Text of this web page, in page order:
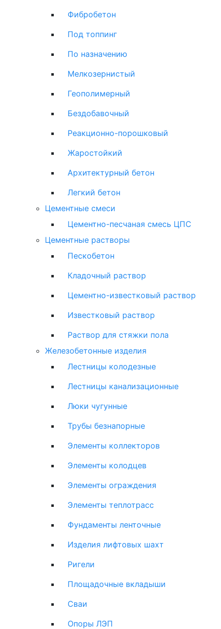
Фибробетон
Под топпинг
По назначению
Мелкозернистый
Геополимерный
Бездобавочный
Реакционно-порошковый
Жаростойкий
Архитектурный бетон
Легкий бетон
Цементные смеси
Цементно-песчаная смесь ЦПС
Цементные растворы
Пескобетон
Кладочный раствор
Цементно-известковый раствор
Известковый раствор
Раствор для стяжки пола
Железобетонные изделия
Лестницы колодезные
Лестницы канализационные
Люки чугунные
Трубы безнапорные
Элементы коллекторов
Элементы колодцев
Элементы ограждения
Элементы теплотрасс
Фундаменты ленточные
Изделия лифтовых шахт
Ригели
Площадочные вкладыши
Сваи
Опоры ЛЭП